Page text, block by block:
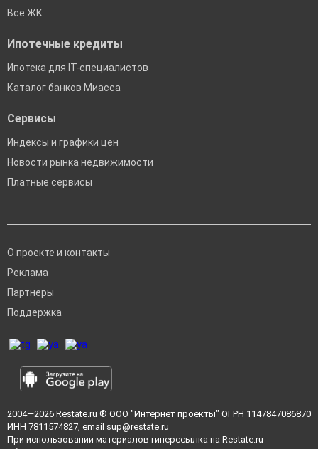
Все ЖК
Ипотечные кредиты
Ипотека для IT-специалистов
Каталог банков Миасса
Сервисы
Индексы и графики цен
Новости рынка недвижимости
Платные сервисы
О проекте и контакты
Реклама
Партнеры
Поддержка
2004—2026 Restate.ru ® ООО "Интернет проекты" ОГРН 1147847086870
ИНН 7811574827, email sup@restate.ru
При использовании материалов гиперссылка на Restate.ru